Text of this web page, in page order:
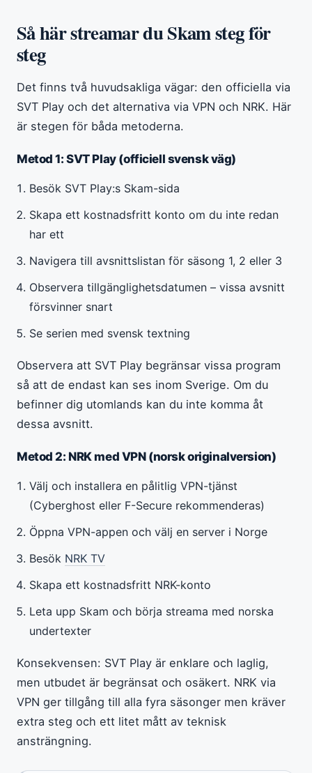
Så här streamar du Skam steg för
steg
Det finns två huvudsakliga vägar: den officiella via
SVT Play och det alternativa via VPN och NRK. Här
är stegen för båda metoderna.
Metod 1: SVT Play (officiell svensk väg)
Besök SVT Play:s Skam-sida
Skapa ett kostnadsfritt konto om du inte redan
har ett
Navigera till avsnittslistan för säsong 1, 2 eller 3
Observera tillgänglighetsdatumen – vissa avsnitt
försvinner snart
Se serien med svensk textning
Observera att SVT Play begränsar vissa program
så att de endast kan ses inom Sverige. Om du
befinner dig utomlands kan du inte komma åt
dessa avsnitt.
Metod 2: NRK med VPN (norsk originalversion)
Välj och installera en pålitlig VPN-tjänst
(Cyberghost eller F-Secure rekommenderas)
Öppna VPN-appen och välj en server i Norge
Besök NRK TV
Skapa ett kostnadsfritt NRK-konto
Leta upp Skam och börja streama med norska
undertexter
Konsekvensen: SVT Play är enklare och laglig,
men utbudet är begränsat och osäkert. NRK via
VPN ger tillgång till alla fyra säsonger men kräver
extra steg och ett litet mått av teknisk
ansträngning.